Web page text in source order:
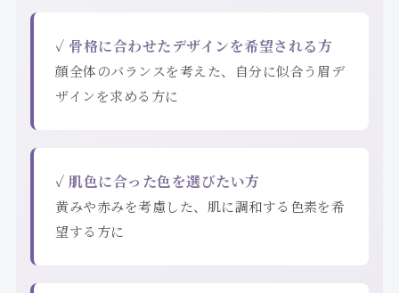
✓ 骨格に合わせたデザインを希望される方
顔全体のバランスを考えた、自分に似合う眉デ
ザインを求める方に
✓肌色に合った色を選びたい方
黄みや赤みを考慮した、肌に調和する色素を希
望する方に